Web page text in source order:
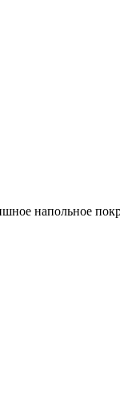
напольное